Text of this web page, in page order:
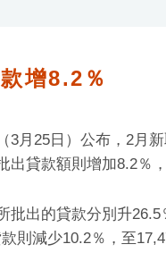
增8.2％
3月25日）公布，2月
出貸款額則增加8.2％，
出的貸款分別升26.5
則減少10.2％，至